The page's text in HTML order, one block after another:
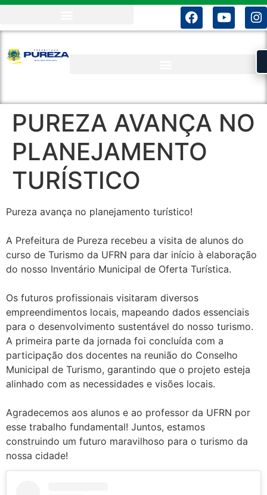
PUREZA AVANÇA NO
PLANEJAMENTO
TURÍSTICO
Pureza avança no planejamento turístico!
A Prefeitura de Pureza recebeu a visita de alunos do
curso de Turismo da UFRN para dar início à elaboração
do nosso Inventário Municipal de Oferta Turística.
Os futuros profissionais visitaram diversos
empreendimentos locais, mapeando dados essenciais
para o desenvolvimento sustentável do nosso turismo.
A primeira parte da jornada foi concluída com a
participação dos docentes na reunião do Conselho
Municipal de Turismo, garantindo que o projeto esteja
alinhado com as necessidades e visões locais.
Agradecemos aos alunos e ao professor da UFRN por
esse trabalho fundamental! Juntos, estamos
construindo um futuro maravilhoso para o turismo da
nossa cidade!